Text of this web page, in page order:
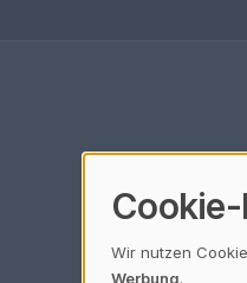
Wir nutzen
Werbung.